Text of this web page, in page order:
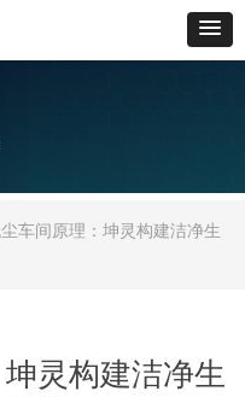
灵构建洁净生
车间原理：坤灵构建洁净生